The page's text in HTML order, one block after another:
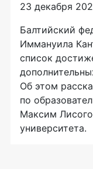
23 декабря
Балтийский
Иммануила
список
Об этом
по
Максим
университета.